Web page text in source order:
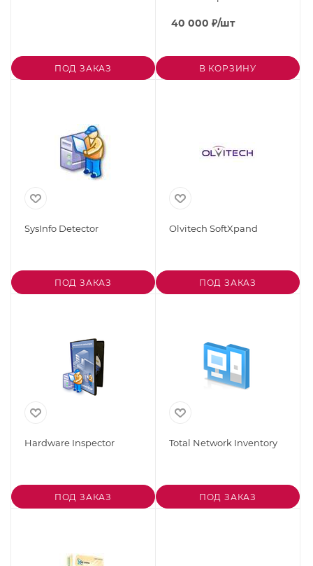
ПОД ЗАКАЗ
40 000 ₽/шт
В КОРЗИНУ
SysInfo Detector
ПОД ЗАКАЗ
Olvitech SoftXpand
ПОД ЗАКАЗ
Hardware Inspector
ПОД ЗАКАЗ
Total Network Inventory
ПОД ЗАКАЗ